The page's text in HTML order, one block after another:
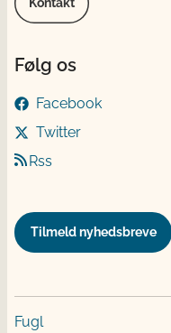
Følg os
Facebook
Twitter
Rss
Tilmeld nyhedsbreve
Fugl